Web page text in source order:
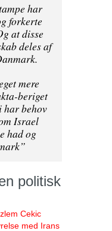
har
forkerte
at disse
deles af
mere
beriget
har behov
Israel
had og
politisk
Cekic
med Irans